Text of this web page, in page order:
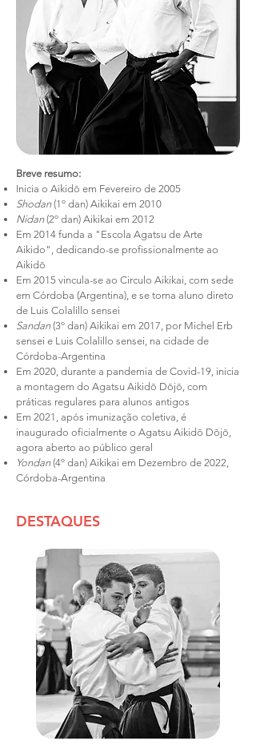
Breve resumo:
Inicia o Aikidō em Fevereiro de 2005
Shodan(1º dan) Aikikai em 2010
Nidan(2º dan) Aikikai em 2012
Em 2014 funda a "Escola Agatsu de Arte
Aikido", dedicando-se profissionalmente ao
Aikidō
Em 2015 vincula-se ao Circulo Aikikai, com sede
em Córdoba (Argentina), e se torna aluno direto
de Luis Colalillo sensei
Sandan(3º dan) Aikikai em 2017, por Michel Erb
sensei e Luis Colalillo sensei, na cidade de
Córdoba-Argentina
Em 2020, durante a pandemia de Covid-19, inicia
a montagem do Agatsu Aikidō Dōjō, com
práticas regulares para alunos antigos
Em 2021, após imunização coletiva, é
inaugurado oficialmente o Agatsu Aikidō Dōjō,
agora aberto ao público geral
Yondan(4º dan) Aikikai em Dezembro de 2022,
Córdoba-Argentina
DESTAQUES